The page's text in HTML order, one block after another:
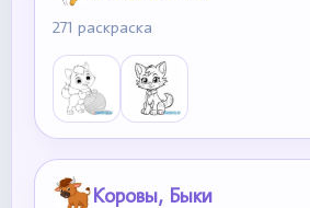
271 раскраска
Коровы, Быки